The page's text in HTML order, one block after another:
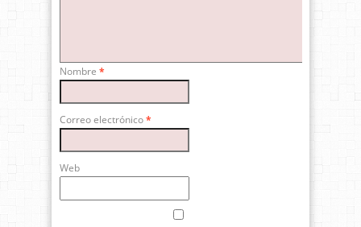
Nombre *
Correo electrónico*
Web